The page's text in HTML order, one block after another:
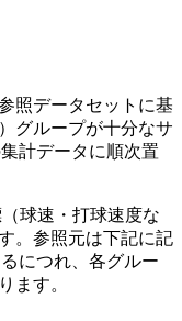
照データセットに基
グループが十分なサ
計データに順次置
球速・打球速度な
。参照元は下記に記
につれ、各グルー
ます。